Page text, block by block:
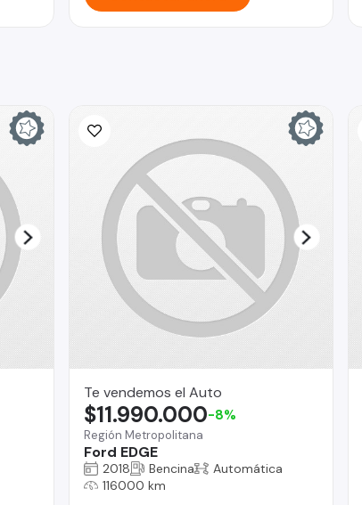
Te vendemos el Auto
Región Metropolitana
Ford EDGE
$11.990.000-8%
2018 Bencina
Automática
116000 km